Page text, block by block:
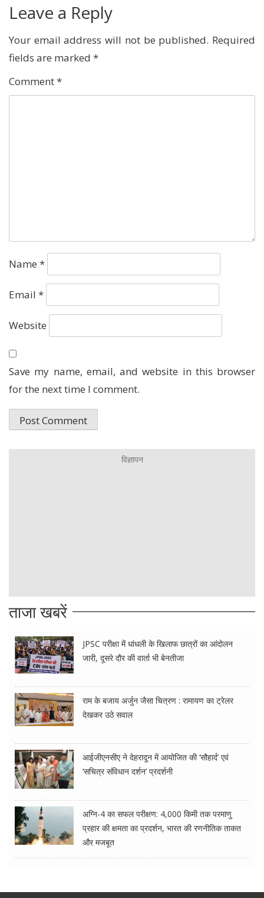
Leave a Reply
Your email address will not be published. Required
fields are marked *
Comment*
Name *
Email *
Website
Save my name, email, and website in this browser
for the next time I comment.
ताजा खबरें
JPSC परीक्षा में धांधली के खिलाफ छात्रों का आंदोलन
जारी, दूसरे दौर की वार्ता भी बेनतीजा
राम के बजाय अर्जुन जैसा चित्रण : रामायण का ट्रेलर
देखकर उठे सवाल
आईजीएनसीए ने देहरादून में आयोजित की ‘सौहार्द’ एवं
‘सचित्र संविधान दर्शन’ प्रदर्शनी
अग्नि-4 का सफल परीक्षण: 4,000 किमी तक परमाणु
प्रहार की क्षमता का प्रदर्शन, भारत की रणनीतिक ताकत
और मजबूत